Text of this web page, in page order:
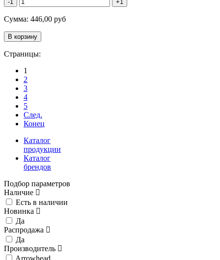
-1 +1
Сумма: 446,00 руб
Страницы:
1
2
3
4
5
След.
Конец
Каталог
продукции
Каталог
брендов
Подбор параметров
Наличие
Есть в наличии
Новинка
Да
Распродажа
Да
Производитель